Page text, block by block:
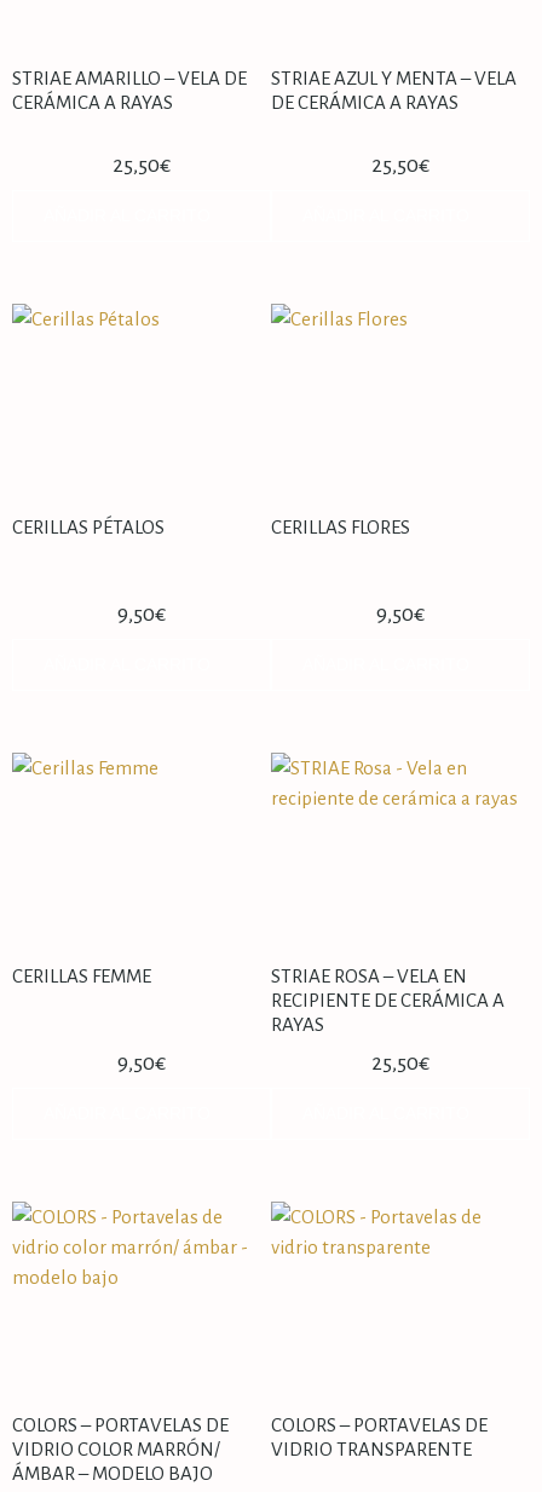
STRIAE AMARILLO – VELA DE
CERÁMICA A RAYAS
25,50€
STRIAE AZUL Y MENTA – VELA
DE CERÁMICA A RAYAS
25,50€
CERILLAS PÉTALOS
9,50€
CERILLAS FLORES
9,50€
CERILLAS FEMME
9,50€
STRIAE ROSA – VELA EN
RECIPIENTE DE CERÁMICA A
RAYAS
25,50€
COLORS – PORTAVELAS DE
VIDRIO COLOR MARRÓN/
ÁMBAR – MODELO BAJO
COLORS – PORTAVELAS DE
VIDRIO TRANSPARENTE